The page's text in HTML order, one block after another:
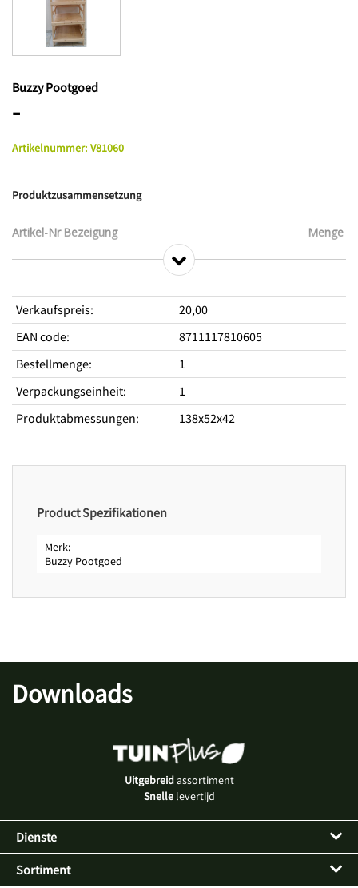
Buzzy Pootgoed
-
Artikelnummer: V81060
Produktzusammensetzung
Artikel-Nr Bezeigung
Menge
Kopkaart Karton Uien Aardappels dsp 4 vaks
Verkaufspreis:
20,00
EAN code:
8711117810605
Bestellmenge:
1
Verpackungseinheit:
1
Produktabmessungen: 138x52x42
Product Spezifikationen
Merk
Buzzy Pootgoed
Downloads
Uitgebreidassortiment
Snellelevertijd
Dienste
Sortiment